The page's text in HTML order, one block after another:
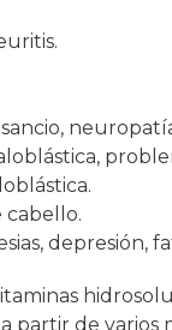
cabello.
depresión,
partir de varios